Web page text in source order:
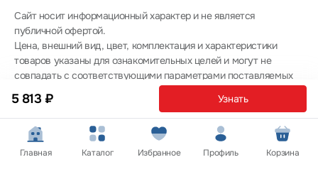
5 813 ₽ Узнать
Сайт носит информационный характер и не является
публичной офертой.
Цена, внешний вид, цвет, комплектация и характеристики
товаров указаны для ознакомительных целей и могут не
совпадать с соответствующими параметрами поставляемых
товаров - уточняйте информацию у менеджера при
оформлении заказа.
Политика конфиденциальности
© 2012 — 2026 ООО «Эпл Тэк»
Главная Каталог Избранное Профиль Корзина